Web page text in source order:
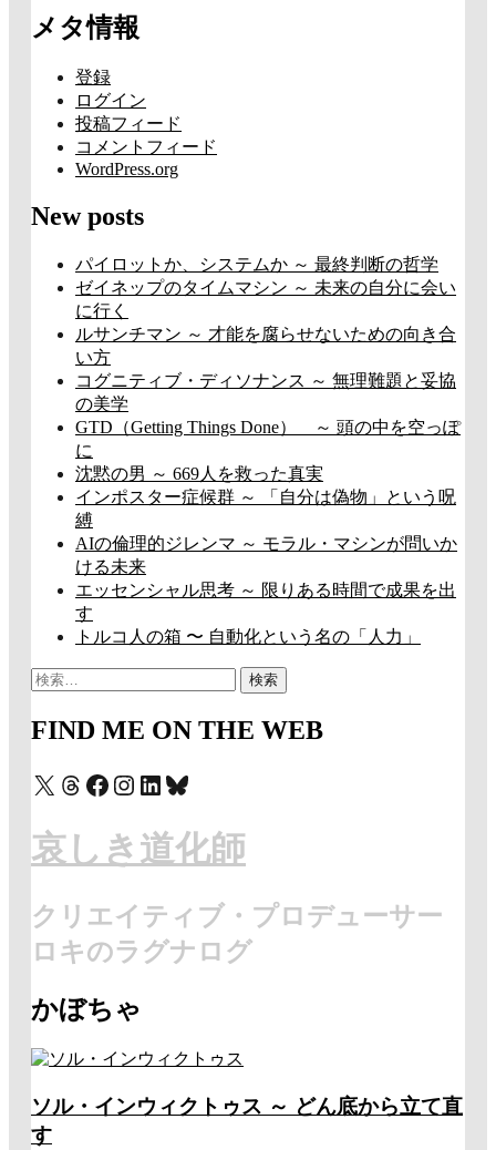
メタ情報
登録
ログイン
投稿フィード
コメントフィード
WordPress.org
New posts
パイロットか、システムか ～ 最終判断の哲学
ゼイネップのタイムマシン ～ 未来の自分に会い
に行く
ルサンチマン ～ 才能を腐らせないための向き合
い方
コグニティブ・ディソナンス ～ 無理難題と妥協
の美学
GTD（Getting Things Done） ～ 頭の中を空っぽ
に
沈黙の男 ～ 669人を救った真実
インポスター症候群 ～ 「自分は偽物」という呪
縛
AIの倫理的ジレンマ ～ モラル・マシンが問いか
ける未来
エッセンシャル思考 ～ 限りある時間で成果を出
す
トルコ人の箱 〜 自動化という名の「人力」
検
FIND ME ON THE WEB
X Threads
Facebook
Instagram
LinkedIn
Bluesky
哀しき道化師
クリエイティブ・プロデューサー
ロキのラグナログ
かぼちゃ
ソル・インウィクトゥス ～ どん底から立て直
す